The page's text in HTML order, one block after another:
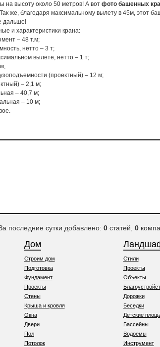
на высоту около 50 метров! А вот фото башенных
же, благодаря максимальному вылету в 45м, этот
дальше!
и характеристики крана:
– 48 т.м;
нетто – 3 т;
вылете, нетто – 1 т;
(проектный) – 12 м;
– 2,1 м;
– 40,7 м;
– 10 м;
последние сутки добавлено: 0статей, 0
Дом
Строим дом
Подготовка
Фундамент
Проекты
Стены
Крыша и кровля
Окна
Двери
Пол
Потолок
Стили
Проекты
Объекты
Дорожки
Беседки
Детские
Бассейны
Водоемы
Инструмент